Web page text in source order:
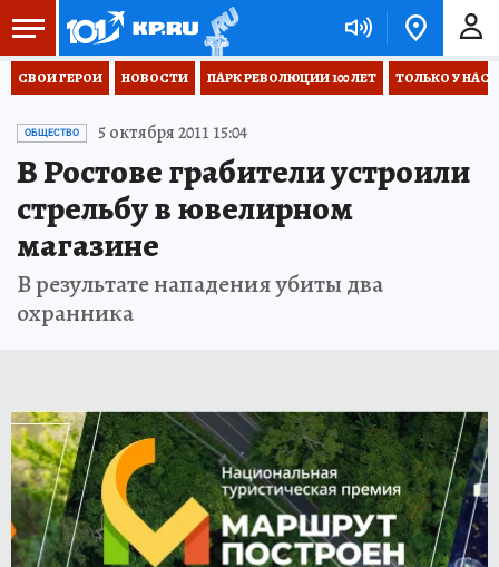
СВОИ ГЕРОИ НОВОСТИ ПАРК РЕВОЛЮЦИИ 100 ЛЕТ ТОЛЬКО У НАС
ОБЩЕСТВО 5 октября 2011 15:04
В Ростове грабители устроили
стрельбу в ювелирном
магазине
В результате нападения убиты два
охранника